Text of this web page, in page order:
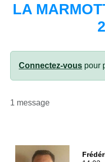
LA
Connectez-vous pour
1 message